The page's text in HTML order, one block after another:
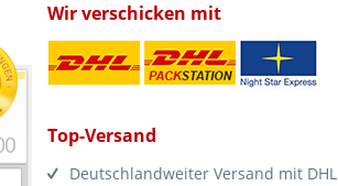
Wir verschicken mit
Top-Versand
Deutschlandweiter Versand mit DHL